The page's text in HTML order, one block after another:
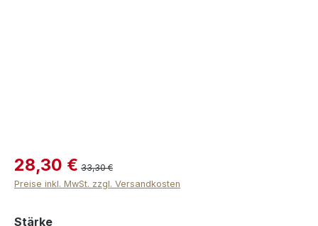
28,30 € 33,30 €
Preise inkl. MwSt. zzgl. Versandkosten
Stärkeauswählen